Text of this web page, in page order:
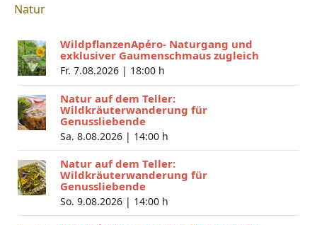
Natur
WildpflanzenApéro- Naturgang und
exklusiver Gaumenschmaus zugleich
Fr. 7.08.2026 | 18:00 h
Natur auf dem Teller:
Wildkräuterwanderung für
Genussliebende
Sa. 8.08.2026 | 14:00 h
Natur auf dem Teller:
Wildkräuterwanderung für
Genussliebende
So. 9.08.2026 | 14:00 h